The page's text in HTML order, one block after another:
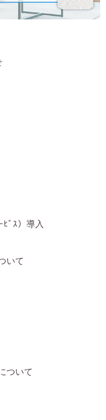
ﾋﾞｽ）導入
いて
ついて